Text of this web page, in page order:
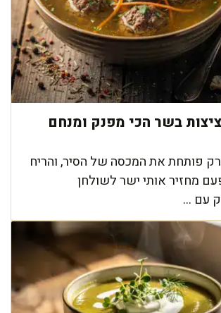
בשר הכי מפנק ומנחם
פותחת את המכסה של הסיר, והריח
מחזיר אותי ישר לשולחן
עם ...